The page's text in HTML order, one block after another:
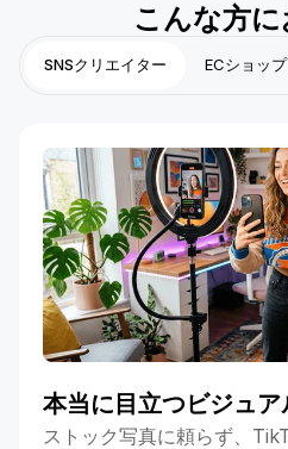
こんな方
SNSクリエイター ECショップ
本当に目立つビジュア
ストック写真に頼らず、